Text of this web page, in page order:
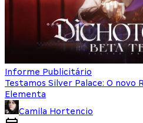
Informe Publicitário
Testamos Silver Palace: O novo
Elementa
Camila Hortencio